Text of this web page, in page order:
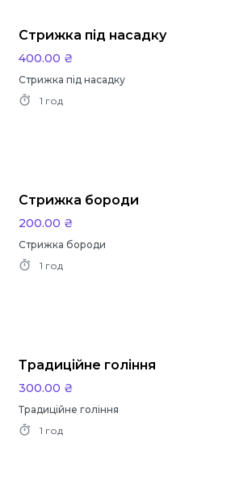
Стрижка під насадку
400.00 ₴
Стрижка під насадку
1 год
Стрижка бороди
200.00 ₴
Стрижка бороди
1 год
Традиційне гоління
300.00 ₴
Традиційне гоління
1 год